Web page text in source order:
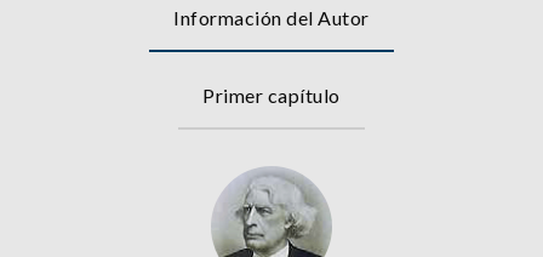
Información del Autor
Primer capítulo